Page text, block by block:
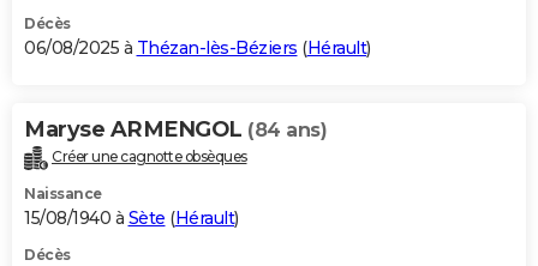
Décès
06/08/2025 à Thézan-lès-Béziers (Hérault)
Maryse ARMENGOL (84 ans)
Créer une cagnotte obsèques
Naissance
15/08/1940 à Sète (Hérault)
Décès